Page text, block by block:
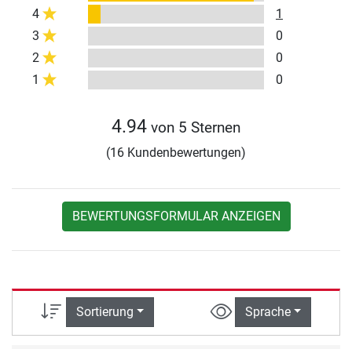
4
1
3
0
2
0
1
0
4.94 von 5 Sternen
(16 Kundenbewertungen)
BEWERTUNGSFORMULAR ANZEIGEN
Sortierung Sprache